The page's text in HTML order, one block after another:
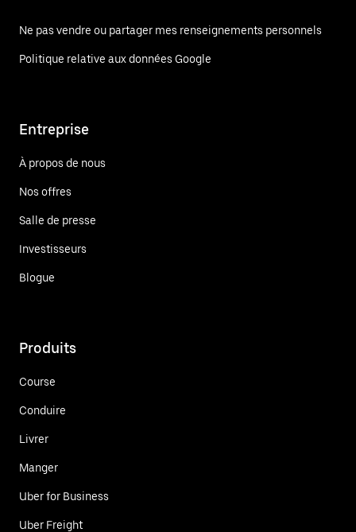
Ne pas vendre ou partager mes renseignements personnels
Politique relative aux données Google
Entreprise
À propos de nous
Nos offres
Salle de presse
Investisseurs
Blogue
Produits
Course
Conduire
Livrer
Manger
Uber for Business
Uber Freight